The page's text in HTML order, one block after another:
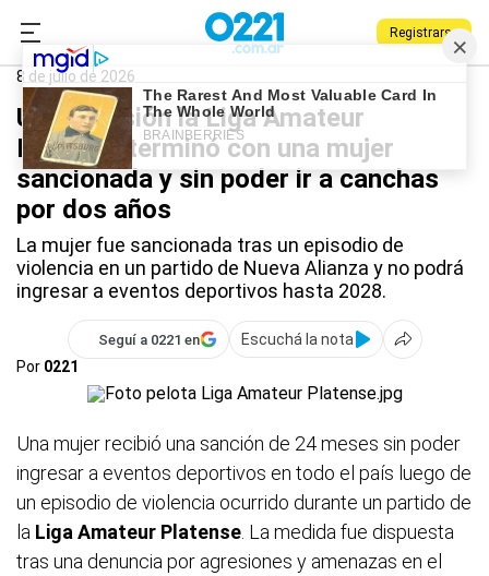
Registrarse
0221.com.ar Deportes
Liga Amateur Platense
8 de julio de 2026
Una agresión la Liga Amateur
Platense terminó con una mujer
sancionada y sin poder ir a canchas
por dos años
La mujer fue sancionada tras un episodio de
violencia en un partido de Nueva Alianza y no podrá
ingresar a eventos deportivos hasta 2028.
Seguí a 0221 en
Escuchá la nota
Por 0221
Una mujer recibió una sanción de 24 meses sin poder
ingresar a eventos deportivos en todo el país luego de
un episodio de violencia ocurrido durante un partido de
la Liga Amateur Platense . La medida fue dispuesta
tras una denuncia por agresiones y amenazas en el